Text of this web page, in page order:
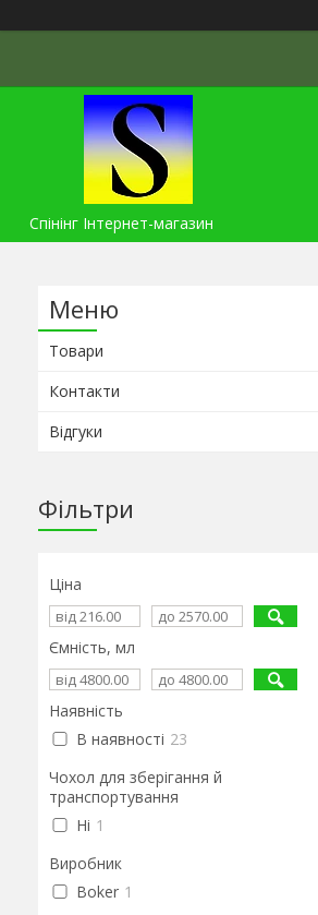
Спінінг Інтернет-магазин
Товари
Контакти
Відгуки
Фільтри
Ціна
Ємність, мл
Наявність
В наявності 23
Чохол для зберігання й
транспортування
Ні 1
Виробник
Boker 1